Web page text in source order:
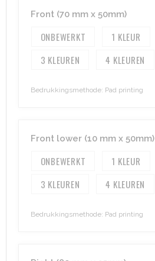
Promotietassen
Autotassen
Reistassensets
Tablettassen
Valbeveiliging
Front (70 mm x 50mm)
ONBEWERKT 1
3
4
Bedrukkingsmethode: Pad printing
Front lower (10 mm x 50mm)
ONBEWERKT 1
3
4
Bedrukkingsmethode: Pad printing